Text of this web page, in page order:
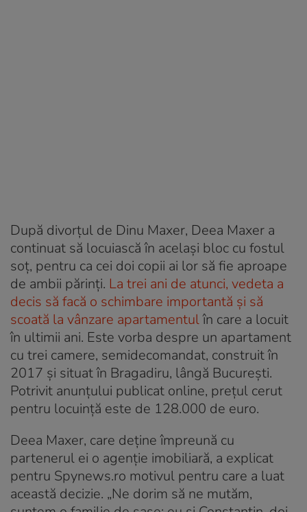
După divorțul de Dinu Maxer, Deea Maxer a
continuat să locuiască în același bloc cu fostul
soț, pentru ca cei doi copii ai lor să fie aproape
de ambii părinți. La trei ani de atunci, vedeta a
decis să facă o schimbare importantă și să
scoată la vânzare apartamentulîn care a locuit
în ultimii ani. Este vorba despre un apartament
cu trei camere, semidecomandat, construit în
2017 și situat în Bragadiru, lângă București.
Potrivit anunțului publicat online, prețul cerut
pentru locuință este de 128.000 de euro.
Deea Maxer, care deține împreună cu
partenerul ei o agenție imobiliară, a explicat
pentru Spynews.ro motivul pentru care a luat
această decizie. „Ne dorim să ne mutăm,